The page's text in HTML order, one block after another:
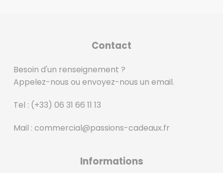
Contact
Besoin d'un renseignement ?
Appelez-nous ou envoyez-nous un email.
Tel : (+33) 06 31 66 11 13
Mail : commercial@passions-cadeaux.fr
Informations